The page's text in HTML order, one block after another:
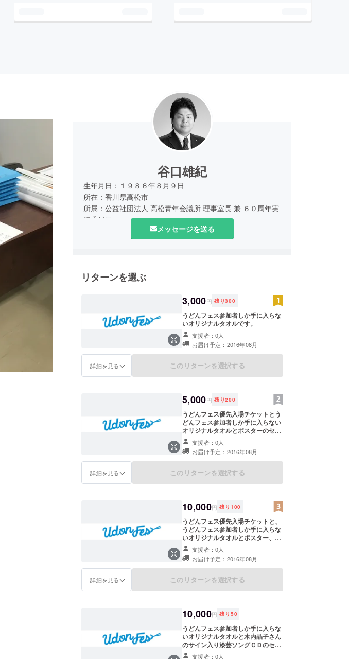
谷口雄紀
生年月日：１９８６年８月９日
所在：香川県高松市
所属：公益社団法人 高松青年会議所 理事室長 兼 ６０周年実
行委員長
企業：谷口建設興業株式会社 取締役
経歴：２００５年‐大手前高松高等学校 卒業
２０１２年‐谷口建設興業株式会社 入社
メッセージを送る
リターンを選ぶ
3,000円 残り300
うどんフェス参加者しか手に入らな
いオリジナルタオルです。
支援者：0人
お届け予定：2016年08月
詳細を見る このリターンを選択する
5,000円 残り200
うどんフェス優先入場チケットとう
どんフェス参加者しか手に入らない
オリジナルタオルとポスターのセッ
トです。
支援者：0人
お届け予定：2016年08月
詳細を見る このリターンを選択する
10,000円 残り 100
うどんフェス優先入場チケットと、
うどんフェス参加者しか手に入らな
いオリジナルタオルとポスター、全
てのアイテムがペアとなっている
セットです。
支援者：0人
お届け予定：2016年08月
詳細を見る このリターンを選択する
10,000円 残り 50
うどんフェス参加者しか手に入らな
いオリジナルタオルと木内晶子さん
のサイン入り漆芸ソングＣＤのセッ
トです。
支援者：0人